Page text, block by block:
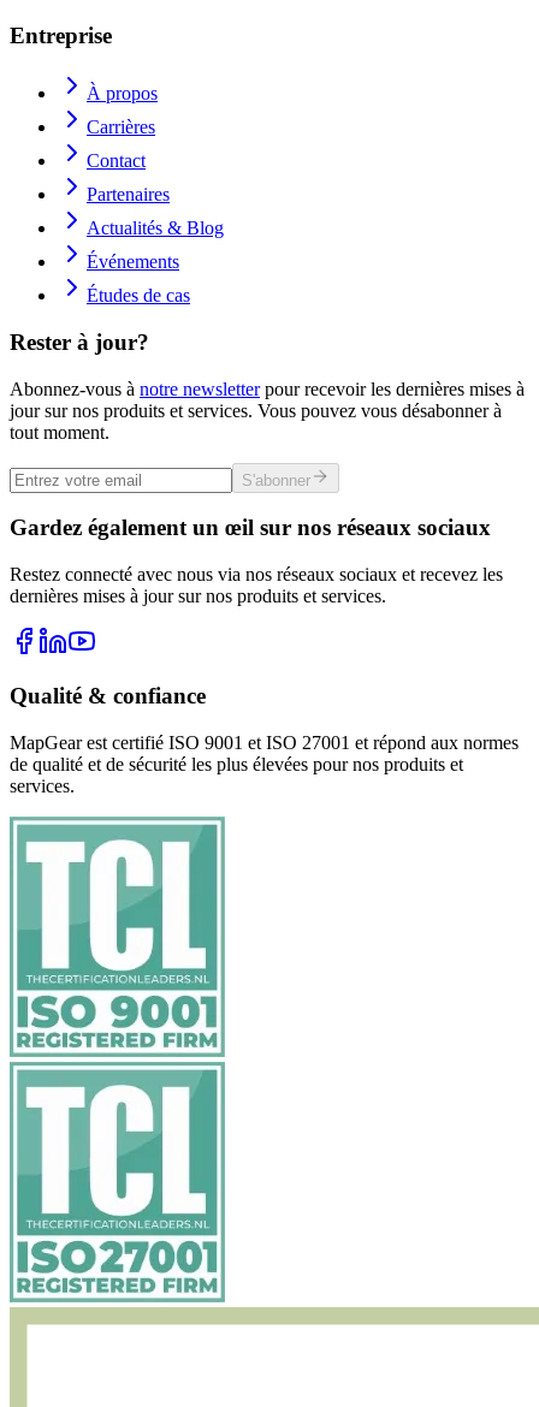
Entreprise
À propos
Carrières
Contact
Partenaires
Actualités & Blog
Événements
Études de cas
Rester à jour?
Abonnez-vous à notre newsletterpour recevoir les dernières mises à
jour sur nos produits et services. Vous pouvez vous désabonner à
tout moment.
S'abonner
Gardez également un œil sur nos réseaux sociaux
Restez connecté avec nous via nos réseaux sociaux et recevez les
dernières mises à jour sur nos produits et services.
Qualité & confiance
MapGear est certifié ISO 9001 et ISO 27001 et répond aux normes
de qualité et de sécurité les plus élevées pour nos produits et
services.